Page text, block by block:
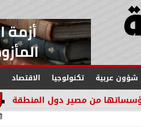
شؤون عربية تكنولوجيا الاقتصاد
أشرف محمود: دول المنطقة